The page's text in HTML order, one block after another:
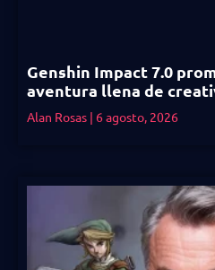
Genshin Impact 7.0
aventura llena de
Alan Rosas 6 agosto, 2026